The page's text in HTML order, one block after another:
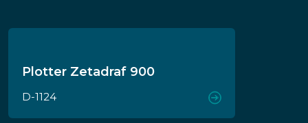
Plotter Zetadraf 900
D-1124